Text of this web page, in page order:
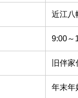
近江八
9:00～
旧伴
年末年